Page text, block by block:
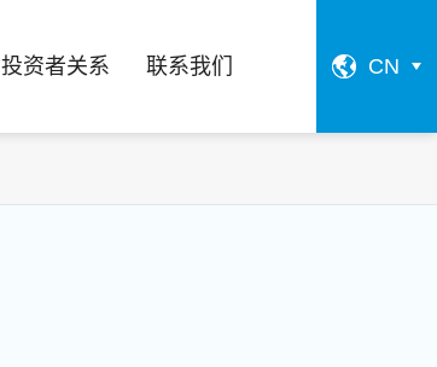
CN
投资者关系 联系我们